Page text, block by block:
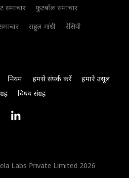
समाचार
फुटबॉल समाचार
राहुल गांधी
रेसिपी
नियम हमसे संपर्क करें
हमारे उसूल
विषय संग्रह
Labs Private Limited 2026